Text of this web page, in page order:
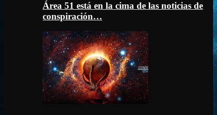
Área 51 está en la cima de las noticias de
conspiración…